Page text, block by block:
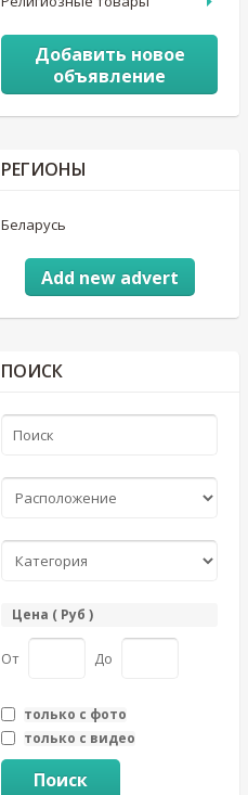
Добавить новое
объявление
РЕГИОНЫ
Беларусь
Add new advert
ПОИСК
Цена ( Руб )
От До
только с фото
только с видео
Поиск